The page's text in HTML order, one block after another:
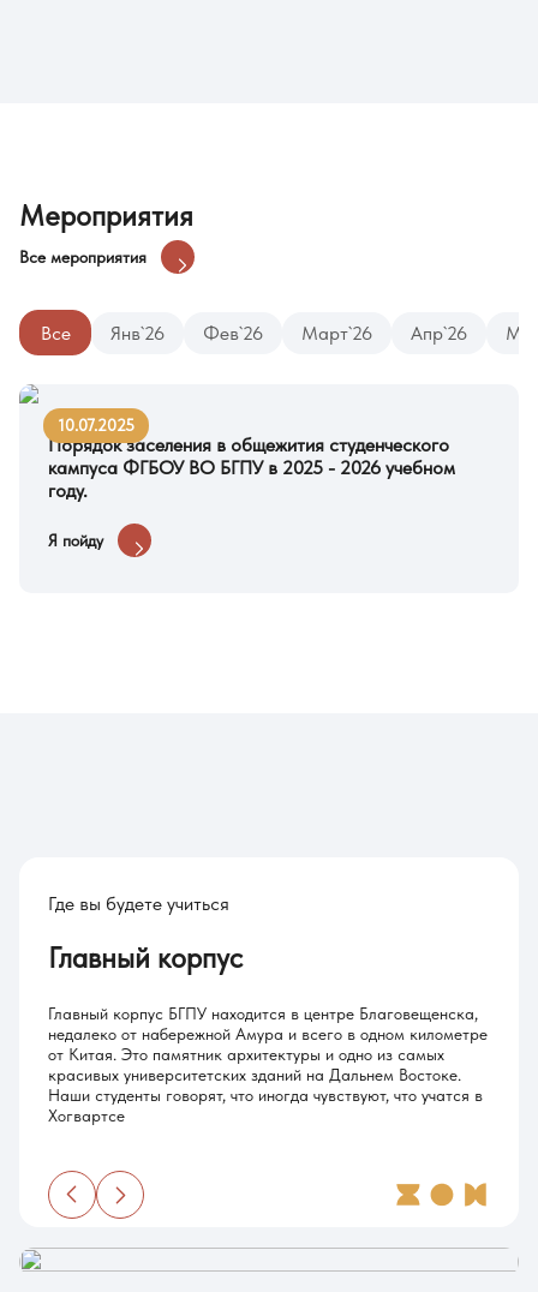
Мероприятия
Все мероприятия
Все Янв`26 Фев`26 Март`26 Апр`26
10.07.2025
Порядок заселения в общежития студенческого
кампуса ФГБОУ ВО БГПУ в 2025 - 2026 учебном
году.
Я пойду
Где вы будете учиться
Главный корпус
Главный корпус БГПУ находится в центре Благовещенска,
недалеко от набережной Амура и всего в одном километре
от Китая. Это памятник архитектуры и одно из самых
красивых университетских зданий на Дальнем Востоке.
Наши студенты говорят, что иногда чувствуют, что учатся в
Хогвартсе